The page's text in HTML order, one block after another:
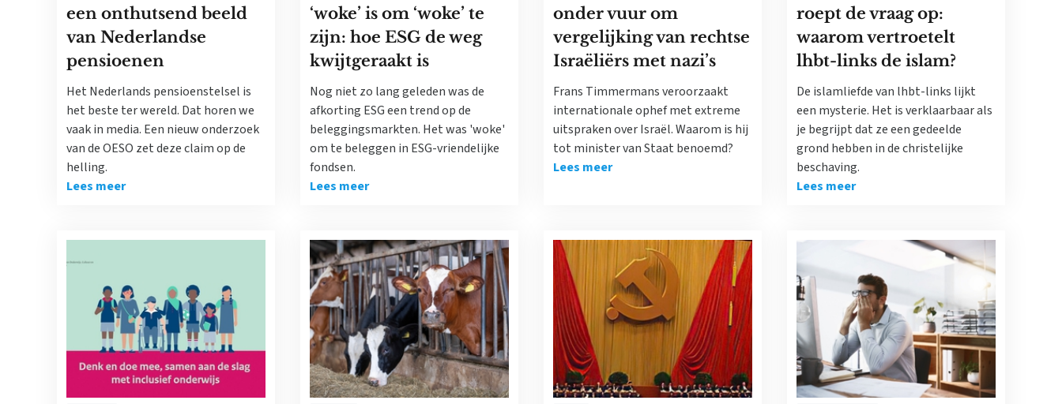
een onthutsend beeld
van Nederlandse
pensioenen
Het Nederlands pensioenstelsel is
het beste ter wereld. Dat horen we
vaak in media. Een nieuw onderzoek
van de OESO zet deze claim op de
helling.
Lees meer
‘woke’ is om ‘woke’ te
zijn: hoe ESG de weg
kwijtgeraakt is
Nog niet zo lang geleden was de
afkorting ESG een trend op de
beleggingsmarkten. Het was 'woke'
om te beleggen in ESG-vriendelijke
fondsen.
Lees meer
onder vuur om
vergelijking van rechtse
Israëliërs met nazi’s
Frans Timmermans veroorzaakt
internationale ophef met extreme
uitspraken over Israël. Waarom is hij
tot minister van Staat benoemd?
Lees meer
roept de vraag op:
waarom vertroetelt
lhbt-links de islam?
De islamliefde van lhbt-links lijkt
een mysterie. Het is verklaarbaar als
je begrijpt dat ze een gedeelde
grond hebben in de christelijke
beschaving.
Lees meer